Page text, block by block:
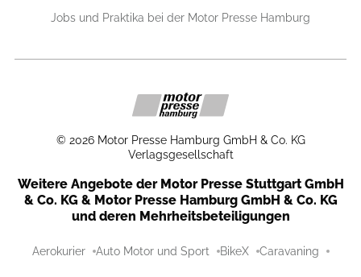
Jobs und Praktika bei der Motor Presse Hamburg
© 2026 Motor Presse Hamburg GmbH & Co. KG
Verlagsgesellschaft
Weitere Angebote der Motor Presse Stuttgart GmbH
& Co. KG & Motor Presse Hamburg GmbH & Co. KG
und deren Mehrheitsbeteiligungen
Aerokurier Auto Motor und Sport BikeX Caravaning